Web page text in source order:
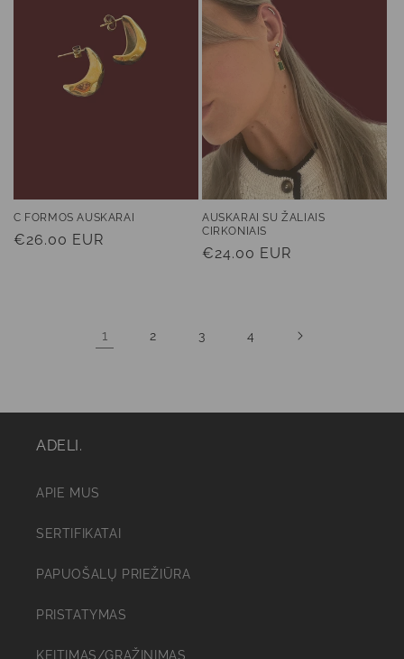
C FORMOS AUSKARAI
Įprasta
€26.00 EUR
AUSKARAI SU ŽALIAIS
CIRKONIAIS
Įprasta
€24.00 EUR
1 2 3 4
ADELI.
APIE MUS
SERTIFIKATAI
PAPUOŠALŲ PRIEŽIŪRA
PRISTATYMAS
KEITIMAS/GRĄŽINIMAS